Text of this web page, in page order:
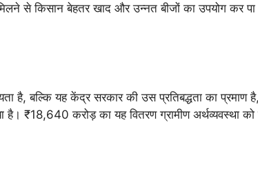
से किसान बेहतर खाद और उन्नत बीजों का उपयोग कर
है, बल्कि यह केंद्र सरकार की उस प्रतिबद्धता का प्रमाण
है। ₹18,640 करोड़ का यह वितरण ग्रामीण अर्थव्यवस्था